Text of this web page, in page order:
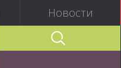
Новости